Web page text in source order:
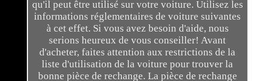
qu'il peut être utilisé sur votre voiture. Utilisez les
informations réglementaires de voiture suivantes
à cet effet. Si vous avez besoin d'aide, nous
serions heureux de vous conseiller! Avant
d'acheter, faites attention aux restrictions de la
liste d'utilisation de la voiture pour trouver la
bonne pièce de rechange. La pièce de rechange